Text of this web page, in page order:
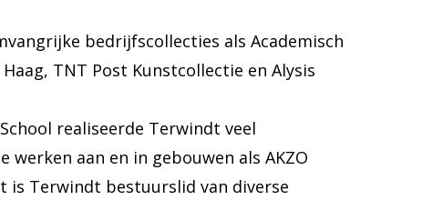
bedrijfscollecties als Academisch
TNT Post Kunstcollectie en Alysis
realiseerde Terwindt veel
aan en in gebouwen als AKZO
is Terwindt bestuurslid van diverse